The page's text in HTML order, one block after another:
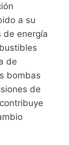
a su
de energía
de
bombas
de